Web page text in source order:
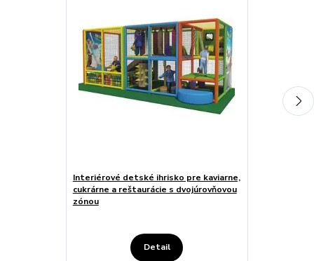
Interiérové detské ihrisko pre kaviarne,
cukrárne a reštaurácie s dvojúrovňovou
zónou
Detail